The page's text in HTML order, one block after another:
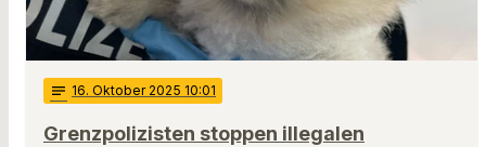
notes 16. Oktober 2025 10:01
Grenzpolizisten stoppen illegalen